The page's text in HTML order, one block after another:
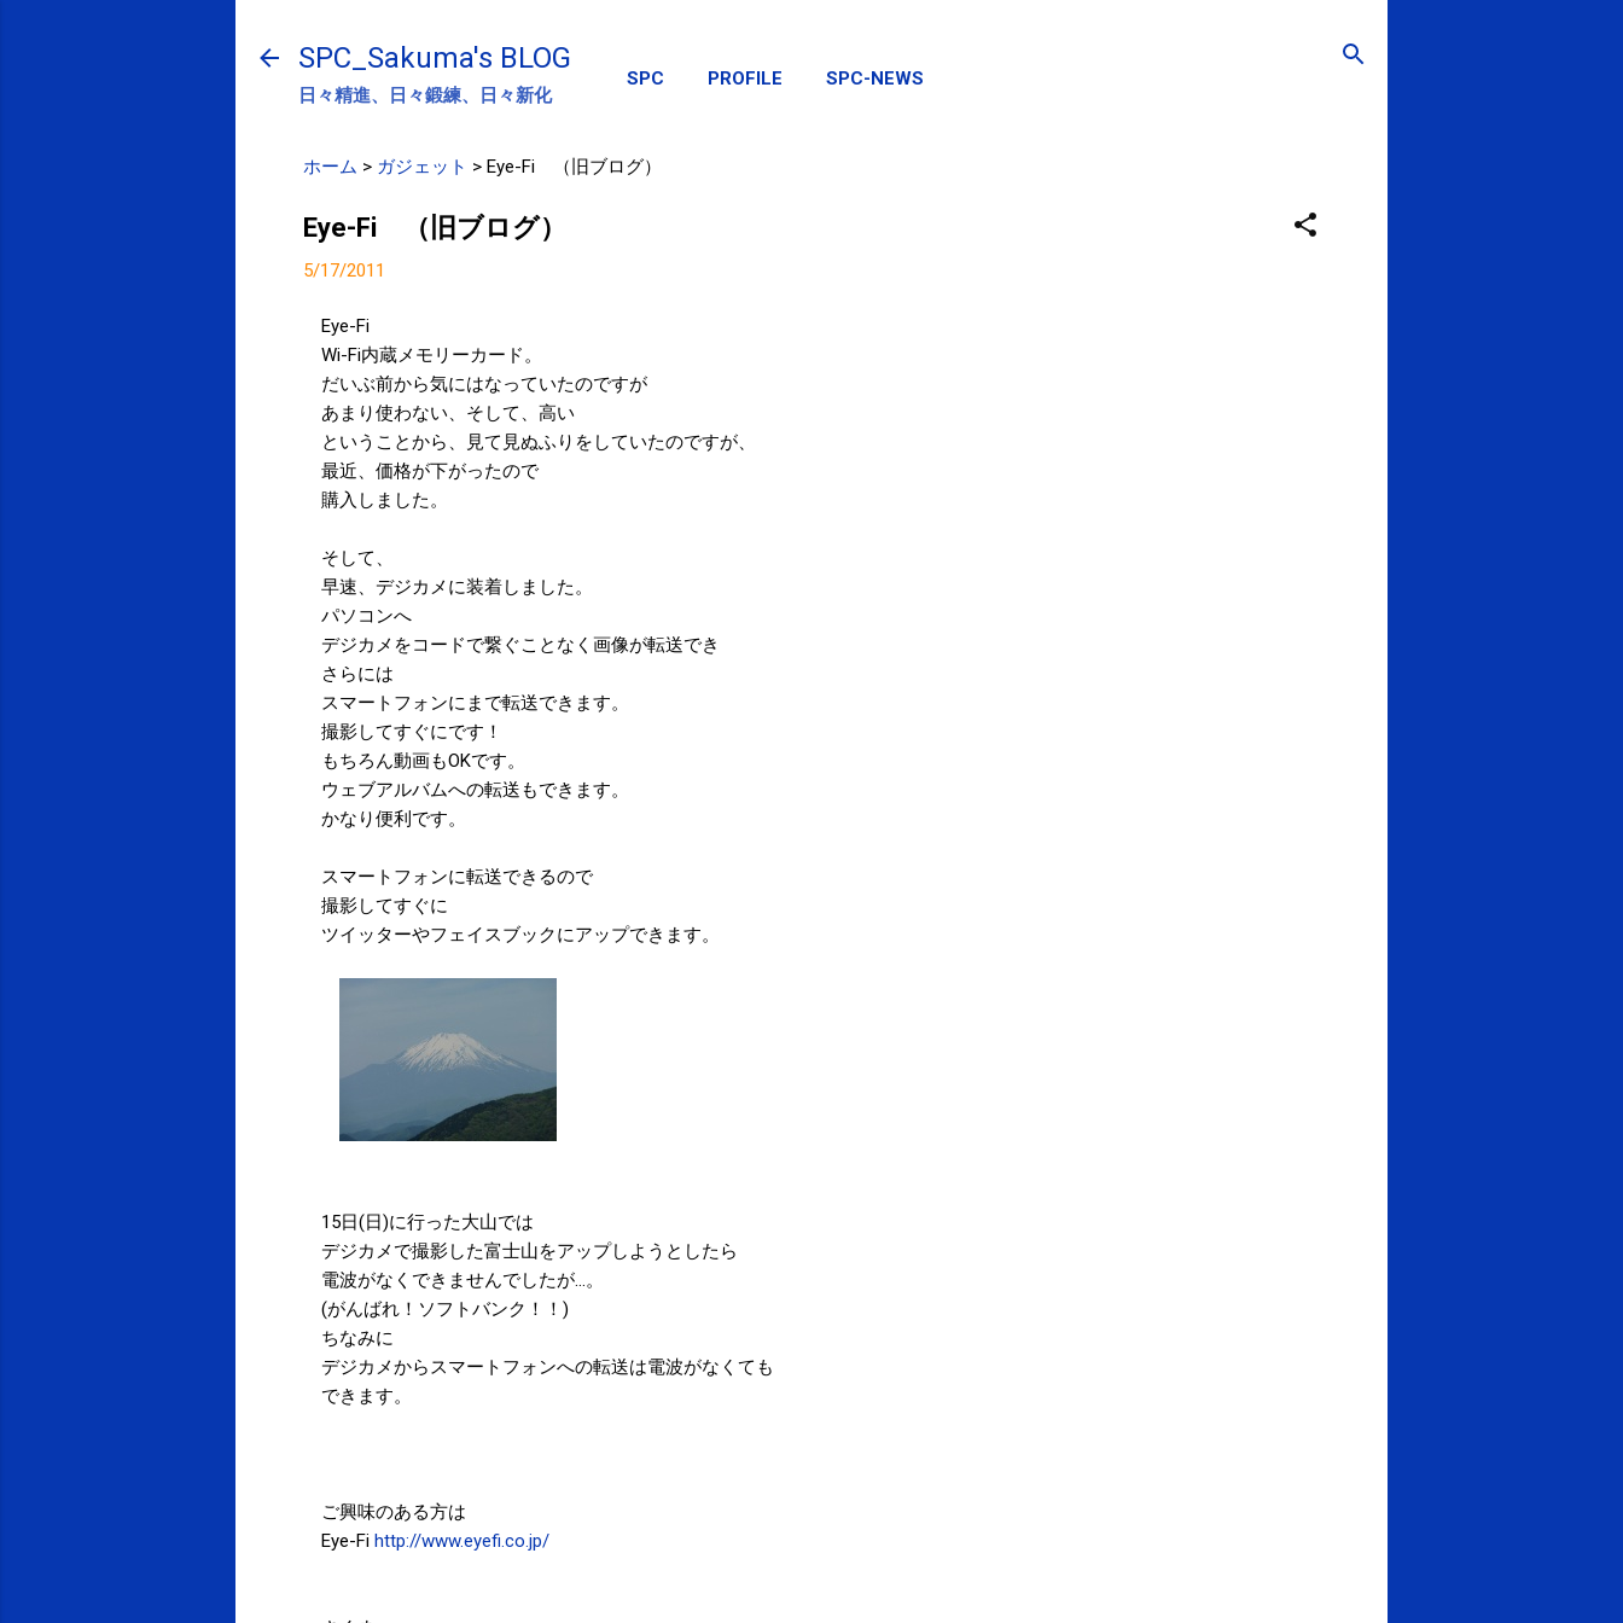
SPC_Sakuma's BLOG
日々精進、日々鍛練、日々新化
SPC PROFILE SPC-NEWS
ホーム > ガジェット > Eye-Fi （旧ブログ）
Eye-Fi （旧ブログ）
5/17/2011
Eye-Fi
Wi-Fi内蔵メモリーカード。
だいぶ前から気にはなっていたのですが
あまり使わない、そして、高い
ということから、見て見ぬふりをしていたのですが、
最近、価格が下がったので
購入しました。
そして、
早速、デジカメに装着しました。
パソコンへ
デジカメをコードで繋ぐことなく画像が転送でき
さらには
スマートフォンにまで転送できます。
撮影してすぐにです！
もちろん動画もOKです。
ウェブアルバムへの転送もできます。
かなり便利です。
スマートフォンに転送できるので
撮影してすぐに
ツイッターやフェイスブックにアップできます。
15日(日)に行った大山では
デジカメで撮影した富士山をアップしようとしたら
電波がなくできませんでしたが…。
(がんばれ！ソフトバンク！！)
ちなみに
デジカメからスマートフォンへの転送は電波がなくても
できます。
ご興味のある方は
Eye-Fi http://www.eyefi.co.jp/